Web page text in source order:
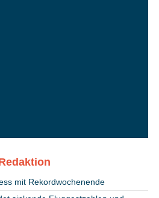
mit Rekordwochenende